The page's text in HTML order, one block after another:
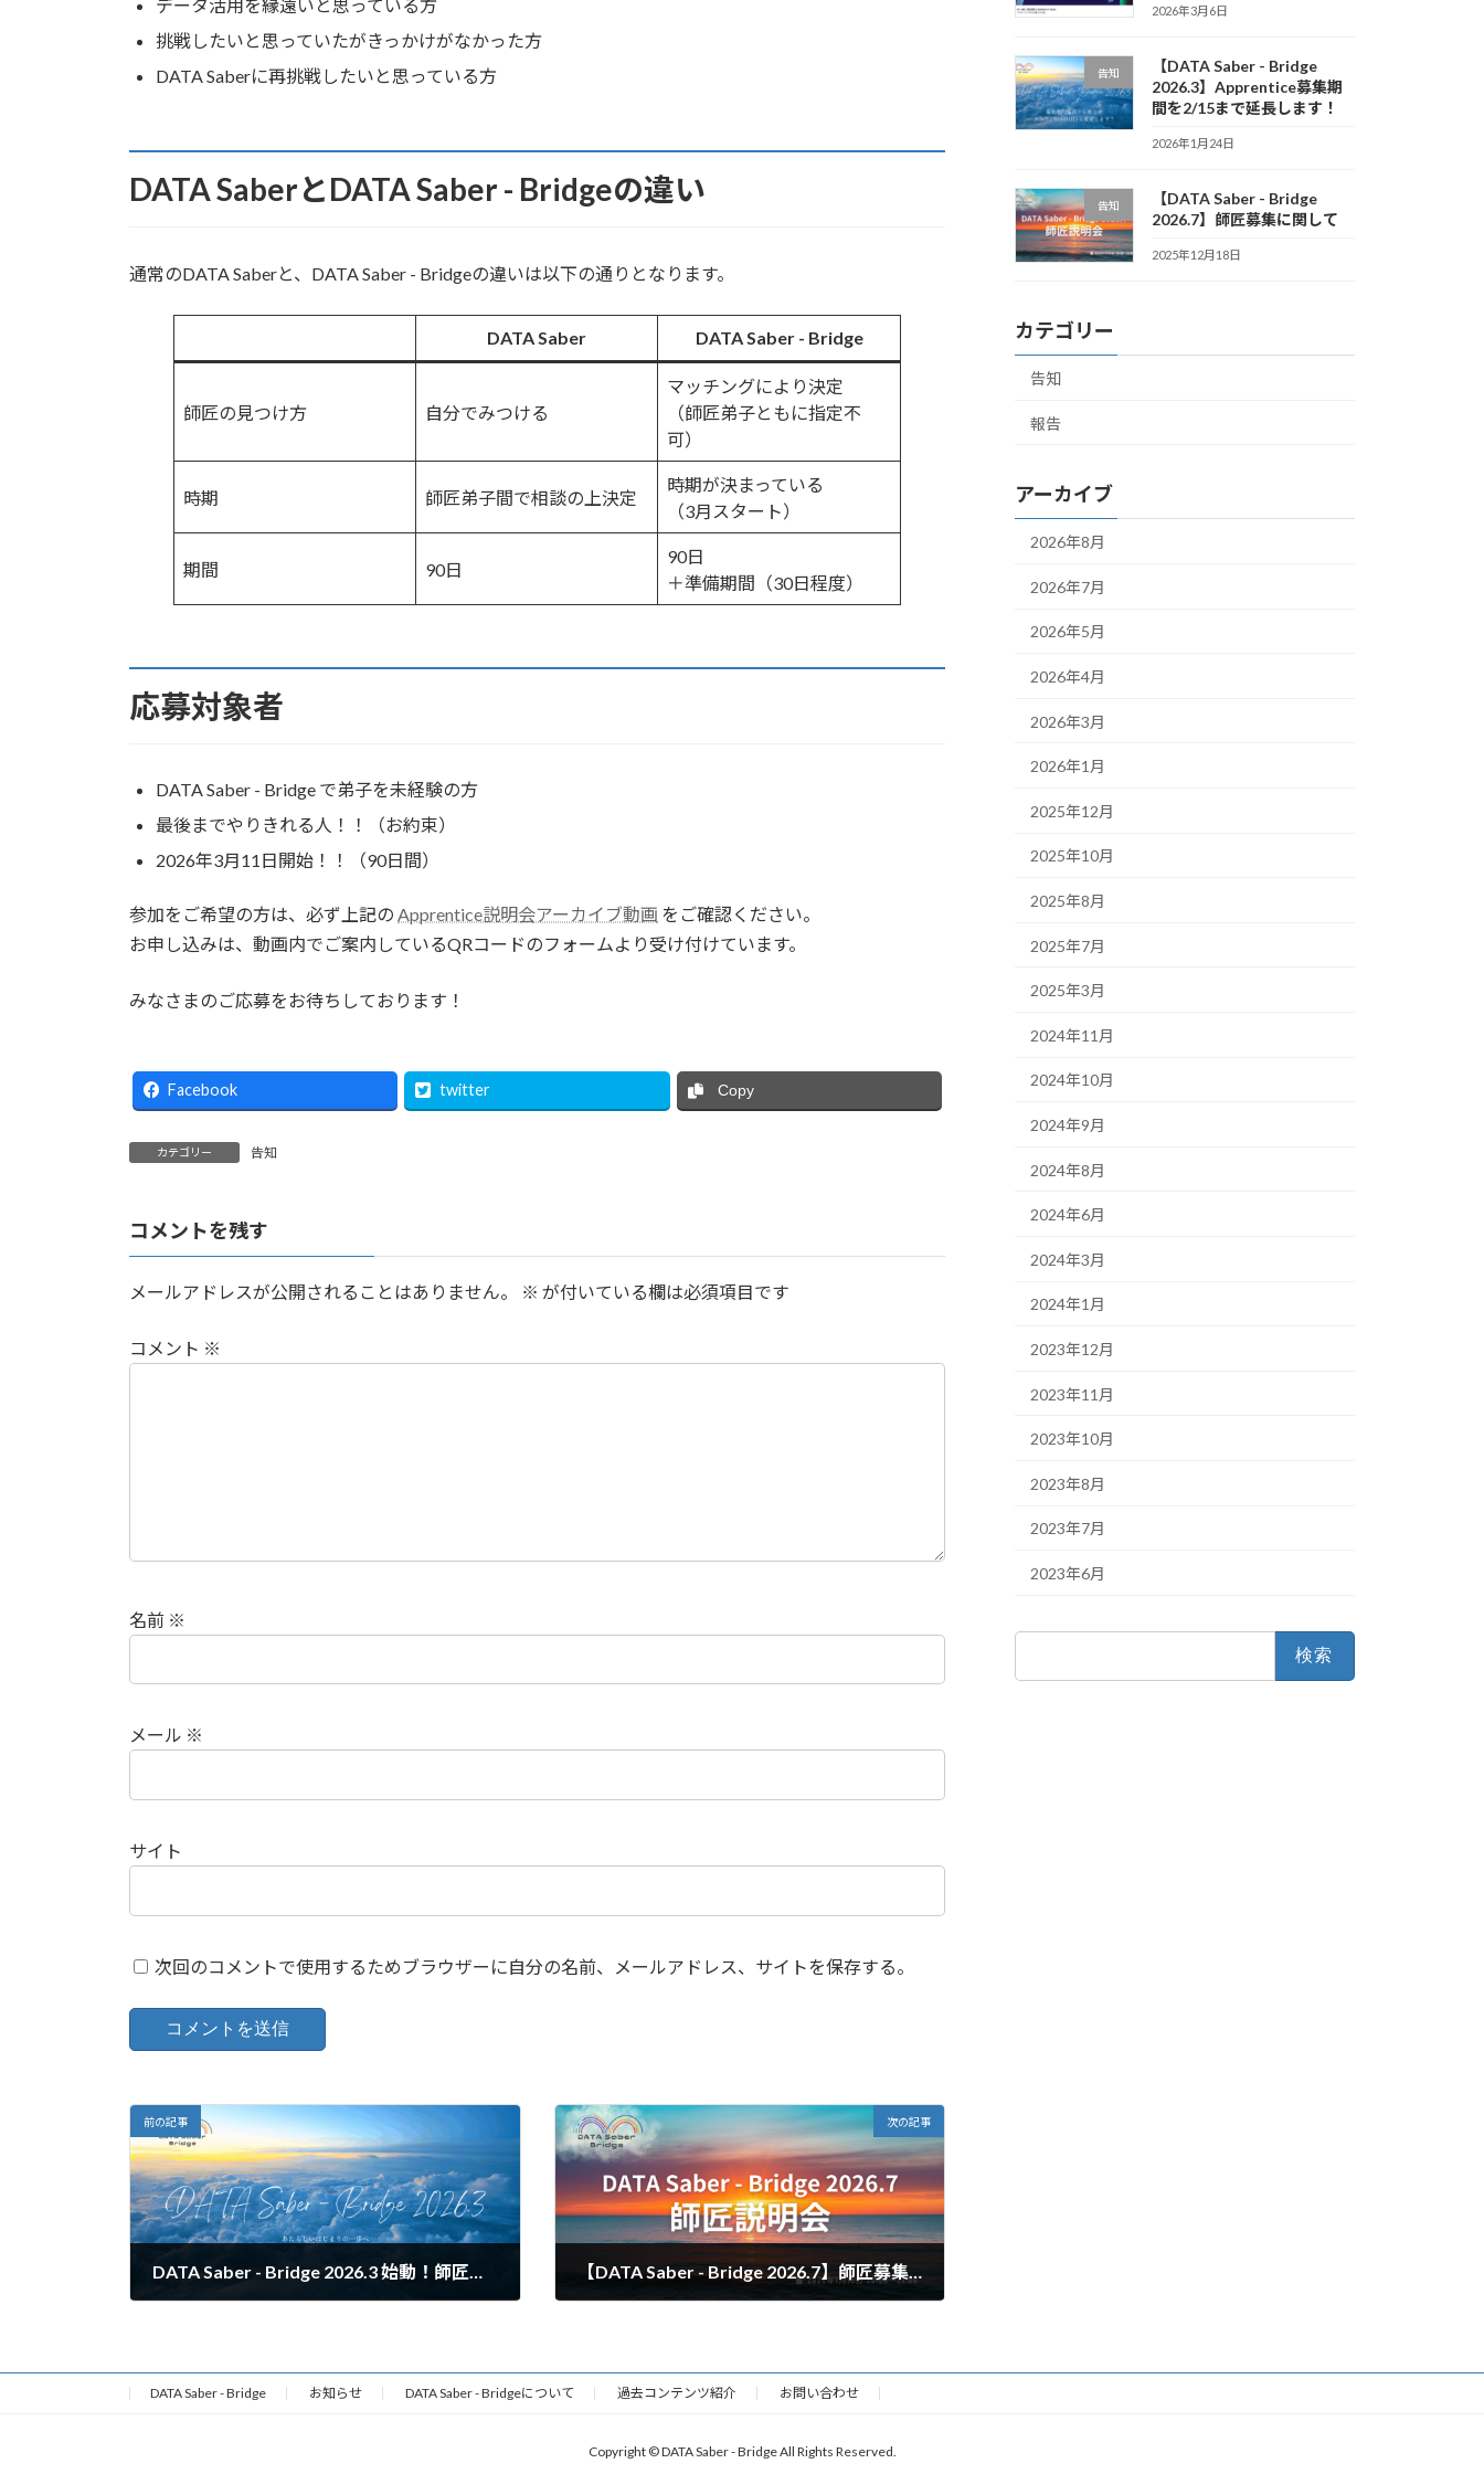
データ活用を縁遠いと思っている方
挑戦したいと思っていたがきっかけがなかった方
DATA Saberに再挑戦したいと思っている方
DATA SaberとDATA Saber - Bridgeの違い
通常のDATA Saberと、DATA Saber - Bridgeの違いは以下の通りとなります。
DATA Saber DATA Saber - Bridge
師匠の見つけ方 自分でみつける
マッチングにより決定
（師匠弟子ともに指定不
可）
時期 師匠弟子間で相談の上決定
時期が決まっている
（3月スタート）
期間 90日
90日
＋準備期間（30日程度）
応募対象者
DATA Saber - Bridge で弟子を未経験の方
最後までやりきれる人！！（お約束）
2026年3月11日開始！！（90日間）
参加をご希望の方は、必ず上記の Apprentice説明会アーカイブ動画 をご確認ください。
お申し込みは、動画内でご案内しているQRコードのフォームより受け付けています。
みなさまのご応募をお待ちしております！
Facebook twitter Copy
カテゴリー 告知
コメントを残す
メールアドレスが公開されることはありません。 ※ が付いている欄は必須項目です
コメント ※
名前 ※
メール ※
サイト
次回のコメントで使用するためブラウザーに自分の名前、メールアドレス、サイトを保存する。
前の記事 次の記事
【DATA Saber - Bridge 2026.7】師匠募集に関して
2026年3月6日
告知
【DATA Saber - Bridge
2026.3】Apprentice募集期
間を2/15まで延長します！
2026年1月24日
告知
【DATA Saber - Bridge
2026.7】師匠募集に関して
2025年12月18日
カテゴリー
告知
報告
アーカイブ
2026年8月
2026年7月
2026年5月
2026年4月
2026年3月
2026年1月
2025年12月
2025年10月
2025年8月
2025年7月
2025年3月
2024年11月
2024年10月
2024年9月
2024年8月
2024年6月
2024年3月
2024年1月
2023年12月
2023年11月
2023年10月
2023年8月
2023年7月
2023年6月
DATA Saber - Bridge お知らせ DATA Saber - Bridgeについて 過去コンテンツ紹介 お問い合わせ
Copyright © DATA Saber - Bridge All Rights Reserved.